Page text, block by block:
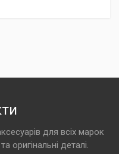
для всіх марок
оригінальні деталі.